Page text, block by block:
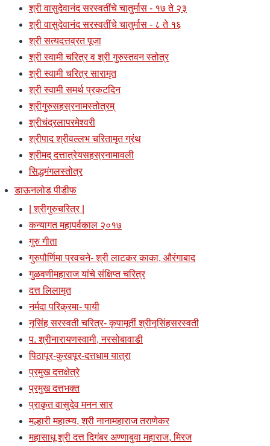
श्री वासुदेवानंद सरस्वतींचे चातुर्मास - १७ ते २३
श्री वासुदेवानंद सरस्वतींचे चातुर्मास - ८ ते १६
श्री सत्यदत्तव्रत पूजा
श्री स्वामी चरित्र व श्री गुरुस्तवन स्तोत्र
श्री स्वामी चरित्र सारामृत
श्री स्वामी समर्थ प्रकटदिन
श्रीगुरुसहस्रनामस्तोत्रम्
श्रीचंद्रलापरमेश्वरी
श्रीपाद श्रीवल्लभ चरितामृत ग्रंथ
श्रीमद् दत्तात्रेयसहस्रनामावली
सिद्धमंगलस्तोत्र
डाऊनलोड पीडीफ
| श्रीगुरुचरित्र |
कन्यागत महापर्वकाल २०१७
गुरु गीता
गुरुपौर्णिमा प्रवचने- श्री लाटकर काका, औरंगाबाद
गुळवणीमहाराज यांचे संक्षिप्त चरित्र
दत्त लिलामृत
नर्मदा परिक्रमा- पायी
नृसिंह सरस्वती चरित्र- कृपामूर्ती श्रीनृसिंहसरस्वती
प. श्रीनारायणस्वामी, नरसोबावाडी
पिठापूर-कुरवपूर-दत्तधाम यात्रा
प्रमुख दत्तक्षेत्रे
प्रमुख दत्तभक्त
प्राकृत वासुदेव मनन सार
मल्हारी महात्म्य, श्री नानामहाराज तराणेकर
महासाधू श्री दत्त दिगंबर अण्णाबुवा महाराज, मिरज